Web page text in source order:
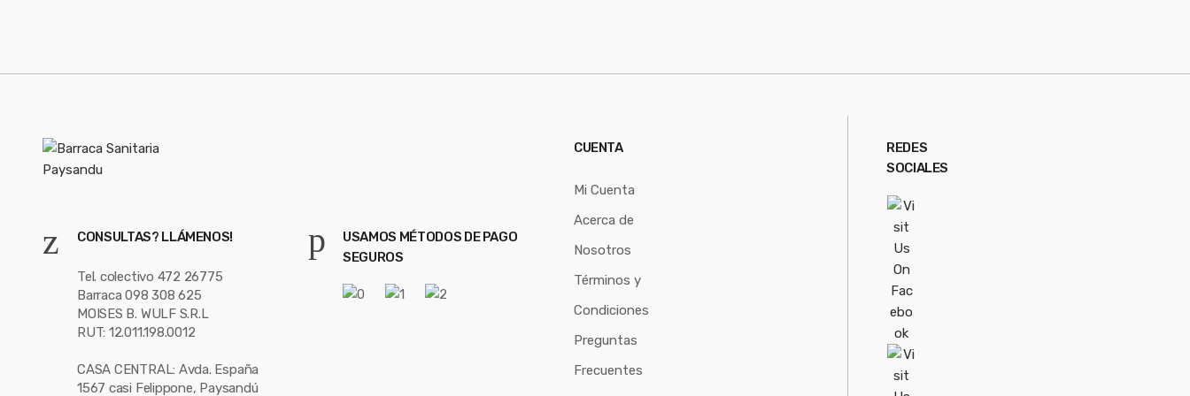
CONSULTAS? LLÁMENOS!
Tel. colectivo 472 26775
Barraca 098 308 625
MOISES B. WULF S.R.L
RUT: 12.011.198.0012
CASA CENTRAL: Avda. España
1567 casi Felippone, Paysandú
USAMOS MÉTODOS DE PAGO
SEGUROS
CUENTA
Mi Cuenta
Acerca de
Nosotros
Términos y
Condiciones
Preguntas
Frecuentes
REDES
SOCIALES